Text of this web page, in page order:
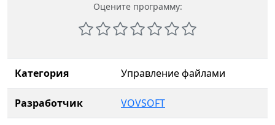
Оцените программу:
Категория Управление файлами
Разработчик VOVSOFT